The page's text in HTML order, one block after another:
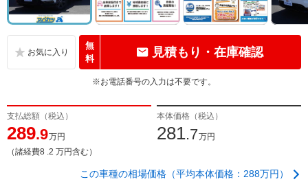
無
料
見積もり・在庫確認
※お電話番号の入力は不要です。
支払総額（税込）
289.9万円
（諸経費8 .2 万円含む）
本体価格（税込）
281.7万円
この車種の相場価格（平均本体価格：288万円）